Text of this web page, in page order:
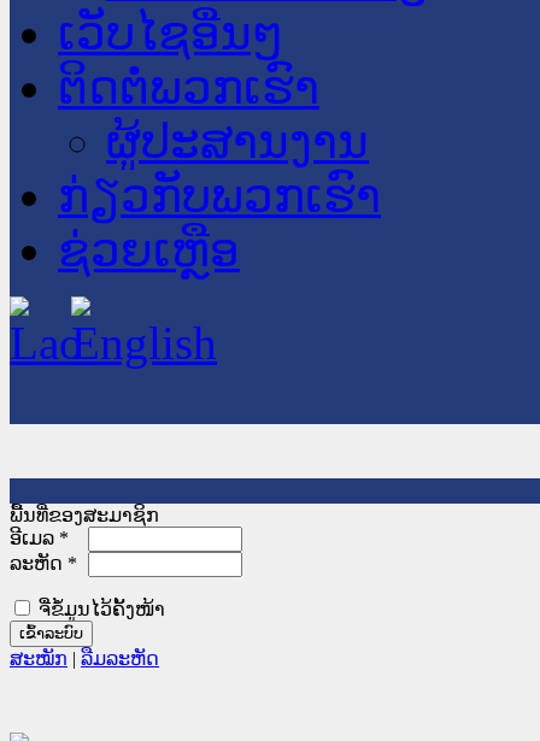
ເວັບໄຊອື່ນໆ
ຕິດຕໍ່ພວກເຮົາ
ຜູ້ປະສານງານ
ກ່ຽວກັບພວກເຮົາ
ຊ່ວຍເຫຼືອ
ພື້ນທີ່ຂອງສະມາຊິກ
ອີເມລ *
ລະຫັດ *
ຈື່ຂໍ້ມູນໄວ້ຄັ້ງໜ້າ
ສະໝັກ | ລືມລະຫັດ